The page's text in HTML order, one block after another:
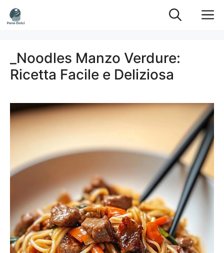
Vai
al
_Noodles Manzo Verdure:
Ricetta Facile e Deliziosa